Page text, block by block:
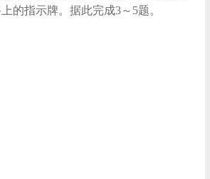
的指示牌。据此完成3～5题。